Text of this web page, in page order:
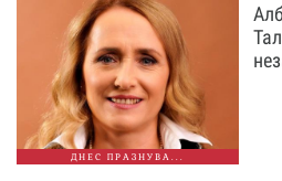
ДНЕС ПРАЗНУВА...